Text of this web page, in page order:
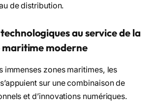
de distribution.
au service de la
maritime moderne
immenses zones maritimes, les
sur une combinaison de
et d’innovations numériques.